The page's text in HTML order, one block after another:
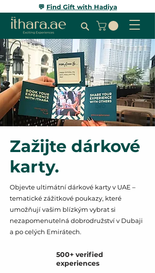
💬 Find Gift with Hadiya
Zažijte dárkové
karty.
Objevte ultimátní dárkové karty v UAE –
tematické zážitkové poukazy, které
umožňují vašim blízkým vybrat si
nezapomenutelná dobrodružství v Dubaji
a po celých Emirátech.
500+ verified
experiences